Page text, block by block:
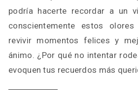
podría hacerte recordar a un
conscientemente estos
revivir momentos felices y
ánimo. ¿Por qué no intentar
evoquen tus recuerdos más